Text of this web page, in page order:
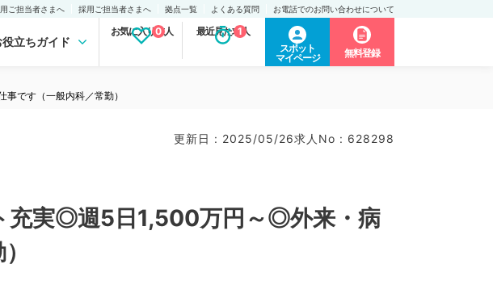
ご担当者さまへ 採用ご担当者さまへ 拠点一覧 よくある質問 お電話でのお問い合わせについて
役立ちガイド
お気に入り求人
0 最近見た求人
1
スポット
マイページ
無料登録
です（一般内科／常勤）
更新日 : 2025/05/26求人No : 628298
充実◎週5日1,500万円～◎外来・病